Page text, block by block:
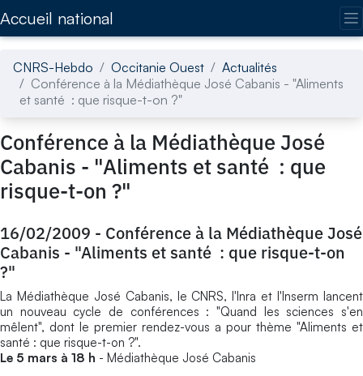
Accueil national
CNRS-Hebdo Occitanie Ouest
Actualités
Conférence à la Médiathèque José Cabanis - "Aliments
et santé : que risque-t-on ?"
Conférence à la Médiathèque José
Cabanis - "Aliments et santé : que
risque-t-on ?"
16/02/2009 - Conférence à la Médiathèque José
Cabanis - "Aliments et santé : que risque-t-on
?"
La Médiathèque José Cabanis, le CNRS, l'Inra et l'Inserm lancent
un nouveau cycle de conférences : "Quand les sciences s'en
mêlent", dont le premier rendez-vous a pour thème "Aliments et
santé : que risque-t-on ?".
Le 5 mars à 18 h - Médiathèque José Cabanis